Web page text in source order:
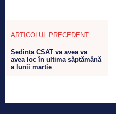
ARTICOLUL PRECEDENT
Ședința CSAT va avea va
avea loc în ultima săptămână
a lunii martie